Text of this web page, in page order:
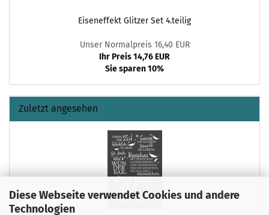
Diese Webseite verwendet Cookies und andere
Technologien
Eiseneffekt Glitzer Set 4.teilig
Unser Normalpreis 16,40 EUR
Ihr Preis 14,76 EUR
Sie sparen 10%
Zuletzt angesehen